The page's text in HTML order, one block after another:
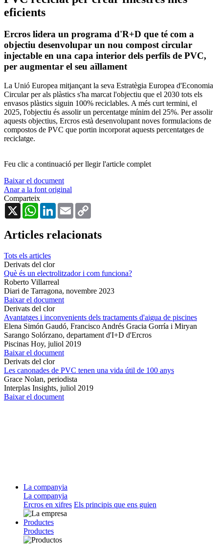
eficients
Ercros lidera un programa d'R+D que té com a
objectiu desenvolupar un nou compost circular
injectable en una capa interior dels perfils de PVC,
per augmentar el seu aïllament
La Unió Europea mitjançant la seva Estratègia Europea d'Economia
Circular per als plàstics s'ha marcat l'objectiu que el 2030 tots els
envasos plàstics siguin 100% reciclables. A més curt termini, el
2025, l'objectiu és assolir un percentatge mínim del 25%. Per assolir
aquests objectius, Ercros està desenvolupant noves formulacions de
compostos de PVC que portin incorporat aquests percentatges de
reciclatge.
Feu clic a continuació per llegir l'article complet
Baixar el document
Anar a la font original
Comparteix
X
WhatsAppLinkedInEmail
Articles relacionats
Tots els articles
Derivats del clor
Què és un electrolitzador i com funciona?
Roberto Villarreal
Diari de Tarragona, novembre 2023
Baixar el document
Derivats del clor
Avantatges i inconvenients dels tractaments d'aigua de piscines
Elena Simón Gaudó, Francisco Andrés Gracia Gorría i Miryan
Sarango Solórzano, departament d'I+D d'Ercros
Piscinas Hoy, juliol 2019
Baixar el document
Derivats del clor
Les canonades de PVC tenen una vida útil de 100 anys
Grace Nolan, periodista
Interplas Insights, juliol 2019
Baixar el document
La companyia
La companyia
Ercros en xifres Els principis que ens guien
Productes
Productes